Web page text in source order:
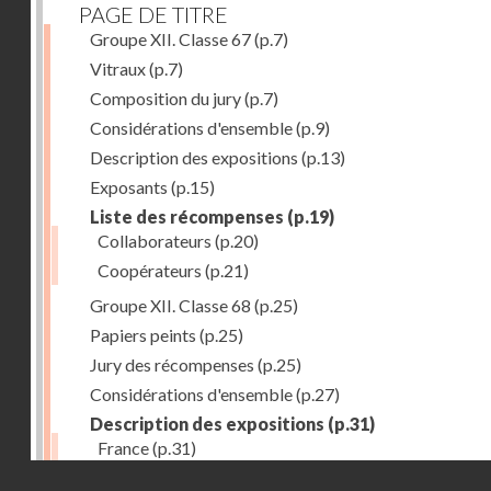
PAGE DE TITRE
Groupe XII. Classe 67(p.7)
Vitraux(p.7)
Composition du jury(p.7)
Considérations d'ensemble(p.9)
Description des expositions (p.13)
Exposants (p.15)
Liste des récompenses (p.19)
Collaborateurs (p.20)
Coopérateurs (p.21)
Groupe XII. Classe 68 (p.25)
Papiers peints (p.25)
Jury des récompenses (p.25)
Considérations d'ensemble(p.27)
Description des expositions (p.31)
France(p.31)